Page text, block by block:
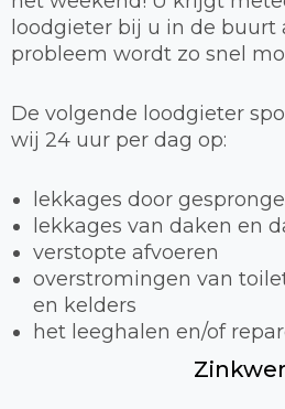
loodgieter bij u in de buurt
probleem wordt zo snel
De volgende loodgieter
wij 24 uur per dag op:
lekkages door
lekkages van daken en
verstopte afvoeren
overstromingen van
en kelders
het leeghalen en/of